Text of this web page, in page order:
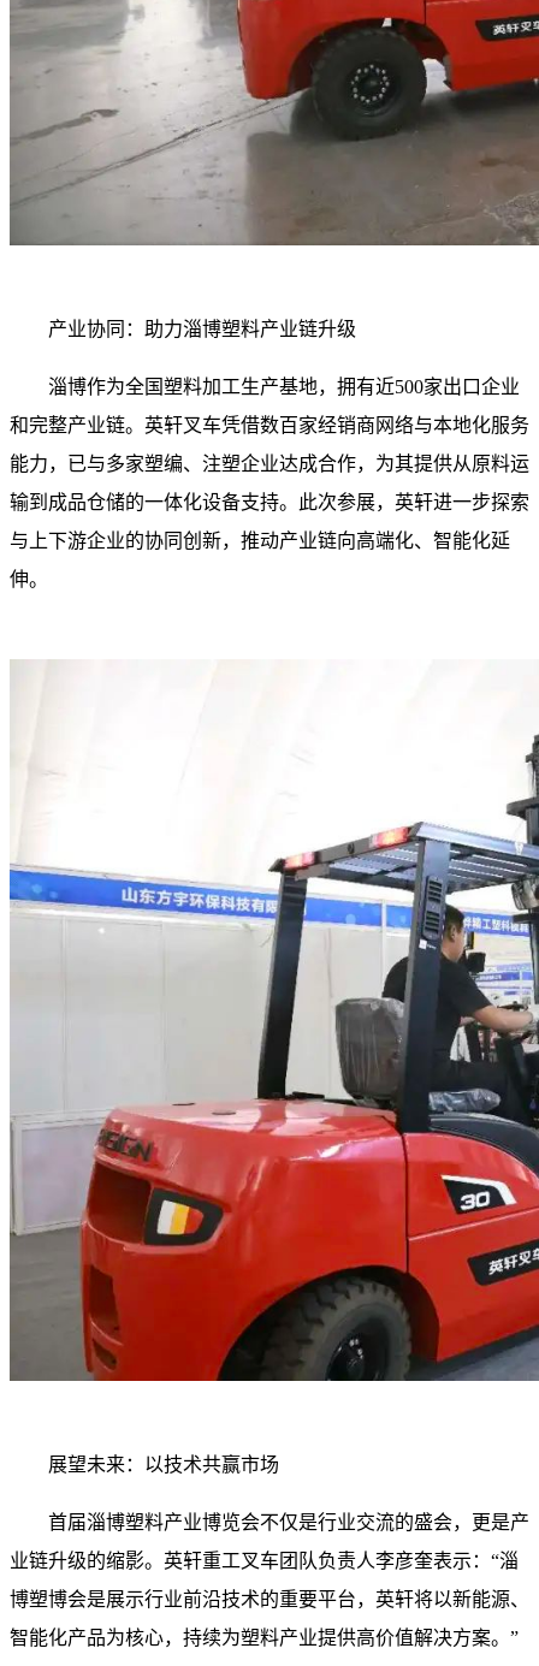
产业协同：助力淄博塑料产业链升级
淄博作为全国塑料加工生产基地，拥有近500家出口企业
和完整产业链。英轩叉车凭借数百家经销商网络与本地化服务
能力，已与多家塑编、注塑企业达成合作，为其提供从原料运
输到成品仓储的一体化设备支持。此次参展，英轩进一步探索
与上下游企业的协同创新，推动产业链向高端化、智能化延
伸。
展望未来：以技术共赢市场
首届淄博塑料产业博览会不仅是行业交流的盛会，更是产
业链升级的缩影。英轩重工叉车团队负责人李彦奎表示：“淄
博塑博会是展示行业前沿技术的重要平台，英轩将以新能源、
智能化产品为核心，持续为塑料产业提供高价值解决方案。”